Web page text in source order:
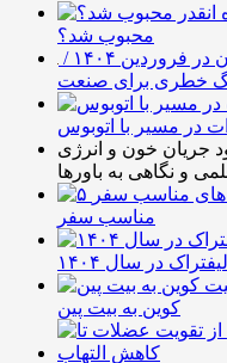
محبوب شد؟
افزایش ۴.۶ درصدی تولید فولاد ایران در فروردین ۱۴۰۴ /
خطری برای صنعت
در مسیر با اتوبوس
جریان خون و انرژی
و نگاهی به باورها
مناسب سفر
در سال ۱۴۰۴
کوین به بیت پین